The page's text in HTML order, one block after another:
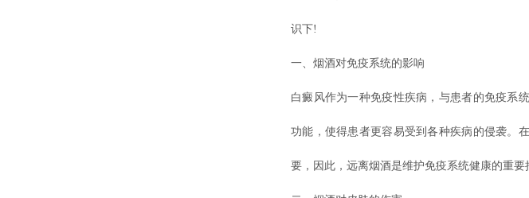
识下!
一、烟酒对免疫系统的影响
白癜风作为一种免疫性疾病，与患者的免疫系
功能，使得患者更容易受到各种疾病的侵袭。
要，因此，远离烟酒是维护免疫系统健康的重要